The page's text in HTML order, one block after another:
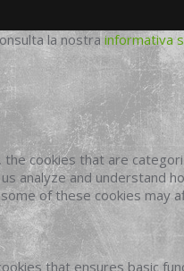
la nostra informativa
cookies that are
analyze and understand
of these cookies may
that ensures basic